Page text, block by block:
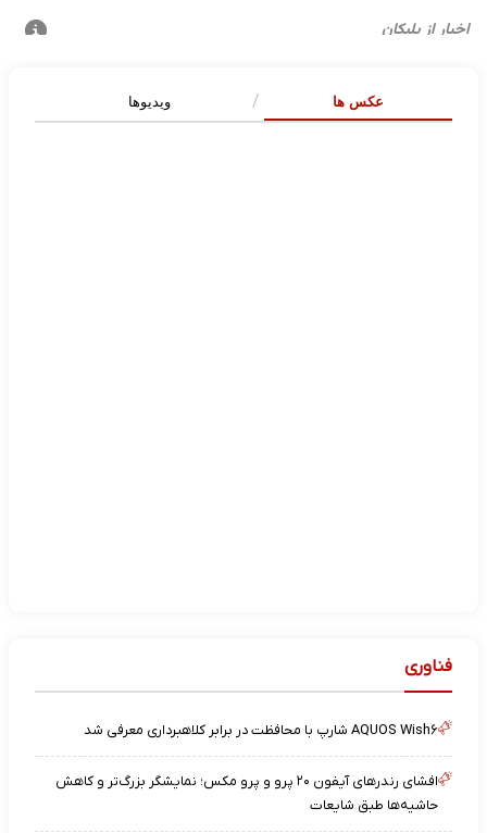
عکس ها ویدیوها
فناوری
AQUOS Wish۶ شارپ با محافظت در برابر کلاهبرداری معرفی شد
افشای رندرهای آیفون ۲۰ پرو و پرو مکس؛ نمایشگر بزرگ‌تر و کاهش
حاشیه‌ها طبق شایعات